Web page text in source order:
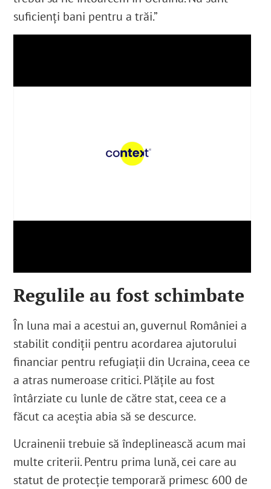
suficienți bani pentru a trăi.”
Regulile au fost schimbate
În luna mai a acestui an, guvernul României a
stabilit condiții pentru acordarea ajutorului
financiar pentru refugiații din Ucraina, ceea ce
a atras numeroase critici. Plățile au fost
întârziate cu lunle de către stat, ceea ce a
făcut ca aceștia abia să se descurce.
Ucrainenii trebuie să îndeplinească acum mai
multe criterii. Pentru prima lună, cei care au
statut de protecție temporară primesc 600 de